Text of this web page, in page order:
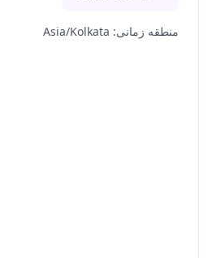
منطقه زمانی:
Asia/Kolkata